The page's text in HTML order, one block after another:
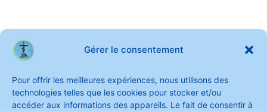
Gérer le consentement
Pour offrir les meilleures expériences, nous utilisons des
technologies telles que les cookies pour stocker et/ou
accéder aux informations des appareils. Le fait de consentir à